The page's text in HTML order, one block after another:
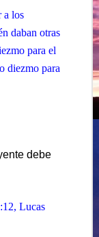
a los
daban otras
para el
diezmo para
debe
Lucas